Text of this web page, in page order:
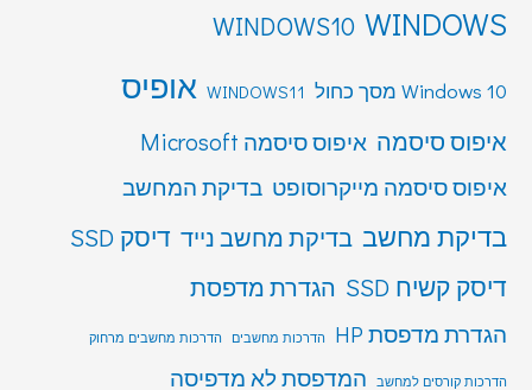
WINDOWS
WINDOWS10
Windows 10 מסך כחול WINDOWS11 אופיס
איפוס סיסמה איפוס סיסמה Microsoft
איפוס סיסמה מייקרוסופט בדיקת המחשב
בדיקת מחשב בדיקת מחשב נייד דיסק SSD
דיסק קשיח SSD
הגדרת מדפסת
הגדרת מדפסת HP הדרכות מחשבים הדרכות מחשבים מרחוק
הדרכות קורסים למחשב המדפסת לא מדפיסה